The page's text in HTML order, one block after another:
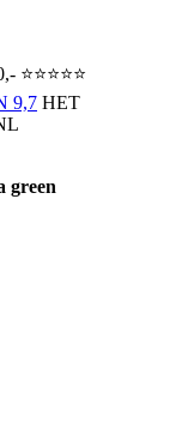
⭐⭐⭐⭐⭐
9,7 HET
green